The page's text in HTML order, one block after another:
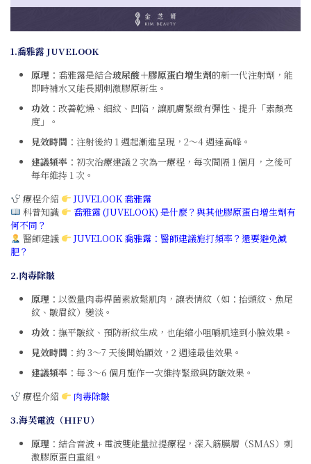
1.喬雅露 JUVELOOK
原理 ：喬雅露是結合玻尿酸＋膠原蛋白增生劑的新一代注射劑，能
即時補水又能長期刺激膠原新生。
功效 ：改善乾燥、細紋、凹陷，讓肌膚緊緻有彈性、提升「素顏亮
度」。
見效時間 ：注射後約 1 週起漸進呈現，2～4 週達高峰。
建議頻率 ：初次治療建議 2 次為一療程，每次間隔 1 個月，之後可
每年維持 1 次。
療程介紹
JUVELOOK 喬雅露
科普知識
喬雅露 (JUVELOOK) 是什麼？與其他膠原蛋白增生劑有
何不同？
醫師建議
JUVELOOK 喬雅露：醫師建議施打頻率？還要避免減
肥？
2.肉毒除皺
原理 ：以微量肉毒桿菌素放鬆肌肉，讓表情紋（如：抬頭紋、魚尾
紋、皺眉紋）變淡。
功效 ：撫平皺紋、預防新紋生成，也能縮小咀嚼肌達到小臉效果。
見效時間 ：約 3～7 天後開始顯效，2 週達最佳效果。
建議頻率 ：每 3～6 個月施作一次維持緊緻與防皺效果。
療程介紹
肉毒除皺
3.海芙電波（HIFU）
原理 ：結合音波 + 電波雙能量拉提療程，深入筋膜層（SMAS）刺
激膠原蛋白重組。